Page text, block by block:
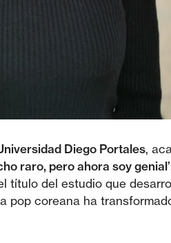
Diego Portales,
raro, pero ahora soy
título del estudio que
pop coreana ha